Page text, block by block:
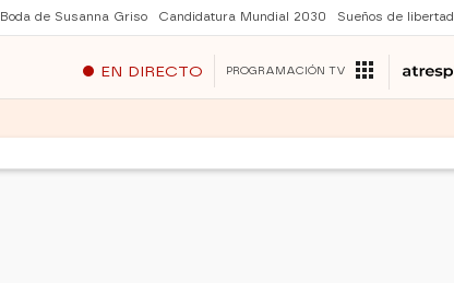
Boda de Susanna Griso Candidatura Mundial 2030 Sueños de libertad
EN DIRECTO PROGRAMACIÓN TV